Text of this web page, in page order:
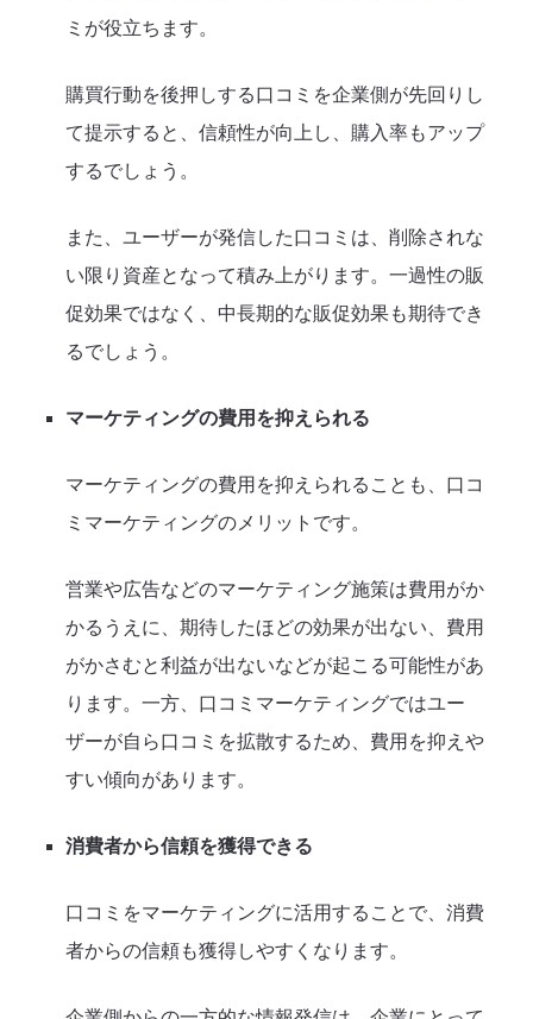
ミが役立ちます。
購買行動を後押しする口コミを企業側が先回りし
て提示すると、信頼性が向上し、購入率もアップ
するでしょう。
また、ユーザーが発信した口コミは、削除されな
い限り資産となって積み上がります。一過性の販
促効果ではなく、中長期的な販促効果も期待でき
るでしょう。
マーケティングの費用を抑えられる
マーケティングの費用を抑えられることも、口コ
ミマーケティングのメリットです。
営業や広告などのマーケティング施策は費用がか
かるうえに、期待したほどの効果が出ない、費用
がかさむと利益が出ないなどが起こる可能性があ
ります。一方、口コミマーケティングではユー
ザーが自ら口コミを拡散するため、費用を抑えや
すい傾向があります。
消費者から信頼を獲得できる
口コミをマーケティングに活用することで、消費
者からの信頼も獲得しやすくなります。